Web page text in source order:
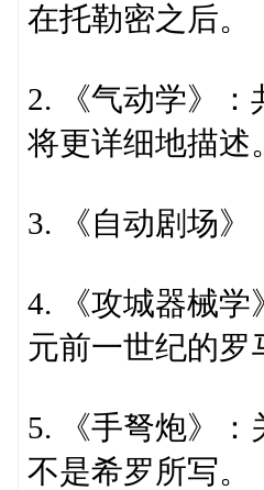
在托勒密之后。
2. 《气动学》
将更详细地描述。
3. 《自动剧场
4. 《攻城器械
元前一世纪的罗
5. 《手弩炮》
不是希罗所写。